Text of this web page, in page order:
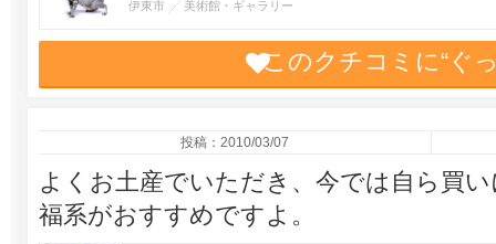
伊東市 美術館・ギャラリー
このクチコミに“ぐ
投稿：2010/03/07
よくお土産でいただき、今では自ら買
福系がおすすめですよ。